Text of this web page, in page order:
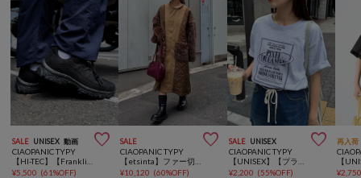
SALE UNISEX 動画 
CIAOPANIC TYPY
¥5,500 (61%OFF)
SALE 
CIAOPANIC TYPY
¥10,120 (60%OFF)
SALE UNISEX 
CIAOPANIC TYPY
¥2,200 (55%OFF)
再入荷
¥